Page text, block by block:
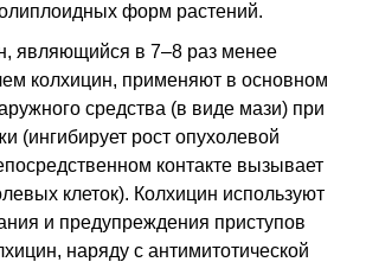
форм растений.
являющийся в 7–8 раз менее
колхицин, применяют в основном
средства (в виде мази) при
(ингибирует рост опухолевой
контакте вызывает
клеток). Колхицин используют
и предупреждения приступов
наряду с антимитотической